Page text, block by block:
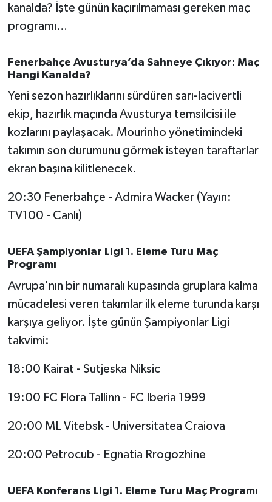
kanalda? İşte günün kaçırılmaması gereken maç
programı…
Fenerbahçe Avusturya’da Sahneye Çıkıyor: Maç
Hangi Kanalda?
Yeni sezon hazırlıklarını sürdüren sarı-lacivertli
ekip, hazırlık maçında Avusturya temsilcisi ile
kozlarını paylaşacak. Mourinho yönetimindeki
takımın son durumunu görmek isteyen taraftarlar
ekran başına kilitlenecek.
20:30 Fenerbahçe - Admira Wacker (Yayın:
TV100 - Canlı)
UEFA Şampiyonlar Ligi 1. Eleme Turu Maç
Programı
Avrupa'nın bir numaralı kupasında gruplara kalma
mücadelesi veren takımlar ilk eleme turunda karşı
karşıya geliyor. İşte günün Şampiyonlar Ligi
takvimi:
18:00 Kairat - Sutjeska Niksic
19:00 FC Flora Tallinn - FC Iberia 1999
20:00 ML Vitebsk - Universitatea Craiova
20:00 Petrocub - Egnatia Rrogozhine
UEFA Konferans Ligi 1. Eleme Turu Maç Programı
Resmi İlanlar
Savaştepe
SEYAHAT
SİYASET
Sındırgı
SPOR
Susurluk
TARİHTE BUGÜN
TEKNOLOJİ
VİZYONDAKİLER
YAŞAM